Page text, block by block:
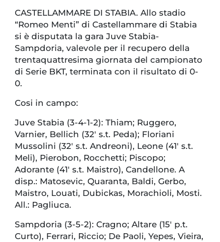
CASTELLAMMARE DI STABIA. Allo stadio
“Romeo Menti” di Castellammare di Stabia
si è disputata la gara Juve Stabia-
Sampdoria, valevole per il recupero della
trentaquattresima giornata del campionato
di Serie BKT, terminata con il risultato di 0-
0.
Cosi in campo:
Juve Stabia (3-4-1-2): Thiam; Ruggero,
Varnier, Bellich (32′ s.t. Peda); Floriani
Mussolini (32′ s.t. Andreoni), Leone (41′ s.t.
Meli), Pierobon, Rocchetti; Piscopo;
Adorante (41′ s.t. Maistro), Candellone. A
disp.: Matosevic, Quaranta, Baldi, Gerbo,
Maistro, Louati, Dubickas, Morachioli, Mosti.
All.: Pagliuca.
Sampdoria (3-5-2): Cragno; Altare (15′ p.t.
Curto), Ferrari, Riccio; De Paoli, Yepes, Vieira,